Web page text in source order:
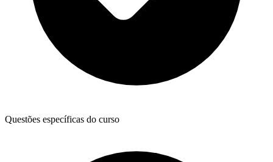
Questões específicas do curso